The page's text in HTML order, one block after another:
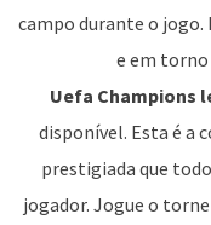
campo durante o jogo.
e em torno
Uefa Champions
disponível. Esta é a
prestigiada que
jogador. Jogue o